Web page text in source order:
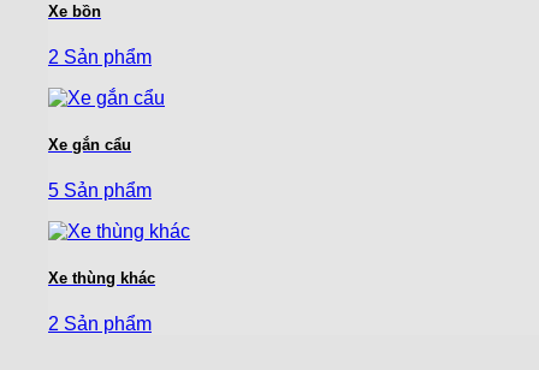
Xe bồn
2 Sản phẩm
Xe gắn cẩu
5 Sản phẩm
Xe thùng khác
2 Sản phẩm